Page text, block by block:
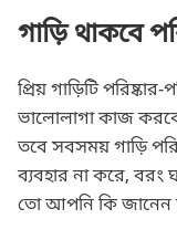
গাড়ি থাকবে
প্রিয় গাড়িটি
ভালোলাগা কাজ
তবে সবসময় গাড়ি
ব্যবহার না করে, বরং
তো আপনি কি জানেন